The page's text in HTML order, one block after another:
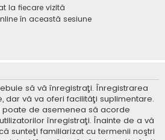
la fiecare vizită
în această sesiune
să vă înregistraţi. Înregistrarea
dar vă va oferi facilităţi suplimentare.
poate de asemenea să acorde
înregistraţi. Înainte de a vă
sunteţi familiarizat cu termenii noştri